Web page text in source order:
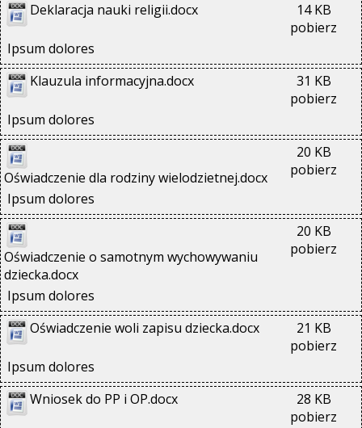
Deklaracja nauki religii.docx
14 KB
pobierz
Ipsum dolores
Klauzula informacyjna.docx
31 KB
pobierz
Ipsum dolores
Oświadczenie dla rodziny wielodzietnej.docx
20 KB
pobierz
Ipsum dolores
Oświadczenie o samotnym wychowywaniu
dziecka.docx
20 KB
pobierz
Ipsum dolores
Oświadczenie woli zapisu dziecka.docx
21 KB
pobierz
Ipsum dolores
Wniosek do PP i OP.docx
28 KB
pobierz